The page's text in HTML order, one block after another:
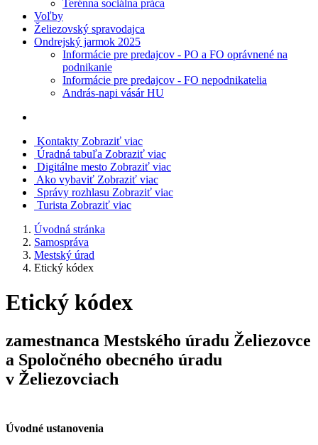
Terénna sociálna práca
Voľby
Želiezovský spravodajca
Ondrejský jarmok 2025
Informácie pre predajcov - PO a FO oprávnené na
podnikanie
Informácie pre predajcov - FO nepodnikatelia
András-napi vásár HU
Kontakty Zobraziť viac
Úradná tabuľa Zobraziť viac
Digitálne mesto Zobraziť viac
Ako vybaviť Zobraziť viac
Správy rozhlasu Zobraziť viac
Turista Zobraziť viac
Úvodná stránka
Samospráva
Mestský úrad
Etický kódex
Etický kódex
zamestnanca Mestského úradu Želiezovce
a Spoločného obecného úradu
v Želiezovciach
Úvodné ustanovenia